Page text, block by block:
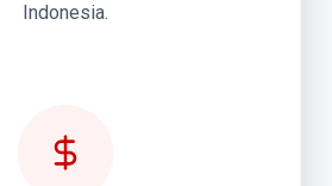
Indonesia.